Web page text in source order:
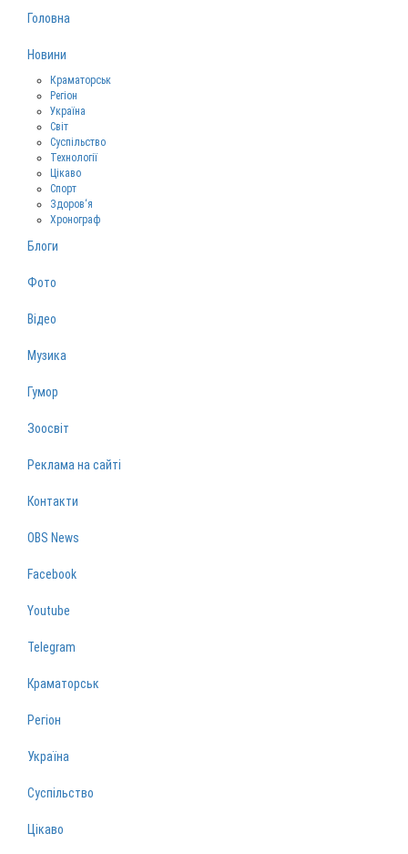
Головна
Новини
Краматорськ
Регіон
Україна
Світ
Суспільство
Технології
Цікаво
Спорт
Здоров‘я
Хронограф
Блоги
Фото
Відео
Музика
Гумор
Зоосвіт
Реклама на сайті
Контакти
OBS News
Facebook
Youtube
Telegram
Краматорськ
Регіон
Україна
Суспільство
Цікаво